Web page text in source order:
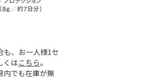
、お一人様1セ
くはこちら。
内でも在庫が無